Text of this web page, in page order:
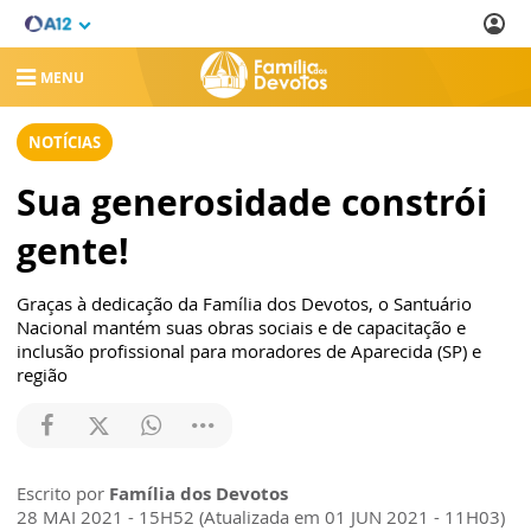
MENU
NOTÍCIAS
Sua generosidade constrói
gente!
Graças à dedicação da Família dos Devotos, o Santuário
Nacional mantém suas obras sociais e de capacitação e
inclusão profissional para moradores de Aparecida (SP) e
região
Escrito por Família dos Devotos
28 MAI 2021 - 15H52 (Atualizada em 01 JUN 2021 - 11H03)